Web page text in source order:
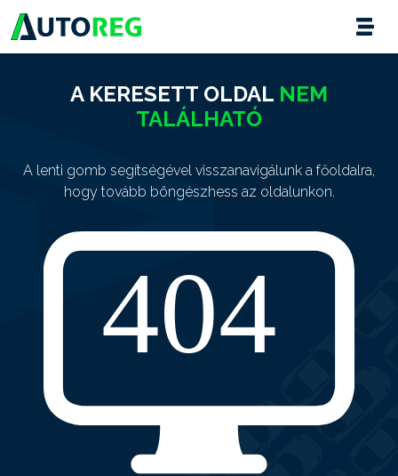
A KERESETT OLDAL NEM
TALÁLHATÓ
A lenti gomb segítségével visszanavigálunk a főoldalra,
hogy tovább böngészhess az oldalunkon.